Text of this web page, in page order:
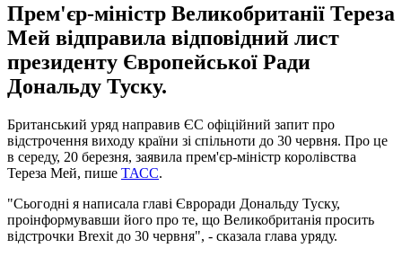
Прем'єр-міністр Великобританії Тереза
Мей відправила відповідний лист
президенту Європейської Ради
Дональду Туску.
Британський уряд направив ЄС офіційний запит про
відстрочення виходу країни зі спільноти до 30 червня. Про це
в середу, 20 березня, заявила прем'єр-міністр королівства
Тереза ​​Мей, пише ТАСС.
"Сьогодні я написала главі Євроради Дональду Туску,
проінформувавши його про те, що Великобританія просить
відстрочки Brexit до 30 червня", - сказала глава уряду.